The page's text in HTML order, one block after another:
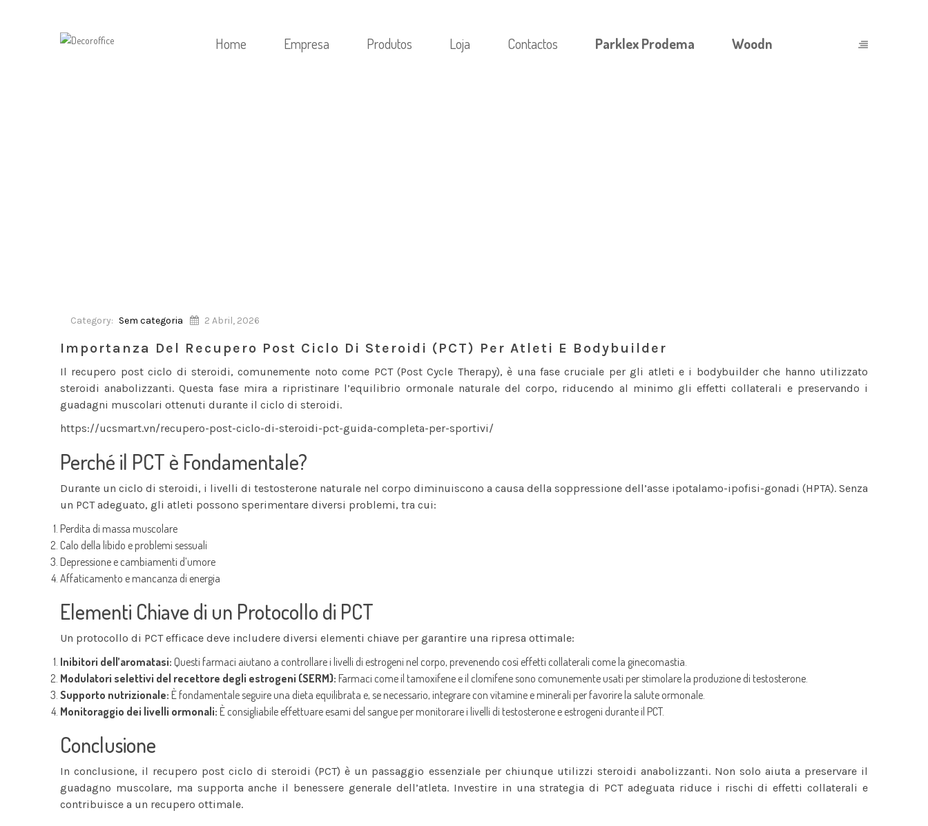
Home Empresa Produtos Loja Contactos Parklex Prodema Woodn
Category: Sem categoria 2 Abril, 2026
Importanza Del Recupero Post Ciclo Di Steroidi (PCT) Per Atleti E Bodybuilder
Il recupero post ciclo di steroidi, comunemente noto come PCT (Post Cycle Therapy), è una fase cruciale per gli atleti e i bodybuilder che hanno utilizzato
steroidi anabolizzanti. Questa fase mira a ripristinare l’equilibrio ormonale naturale del corpo, riducendo al minimo gli effetti collaterali e preservando i
guadagni muscolari ottenuti durante il ciclo di steroidi.
https://ucsmart.vn/recupero-post-ciclo-di-steroidi-pct-guida-completa-per-sportivi/
Perché il PCT è Fondamentale?
Durante un ciclo di steroidi, i livelli di testosterone naturale nel corpo diminuiscono a causa della soppressione dell’asse ipotalamo-ipofisi-gonadi (HPTA). Senza
un PCT adeguato, gli atleti possono sperimentare diversi problemi, tra cui:
Perdita di massa muscolare
Calo della libido e problemi sessuali
Depressione e cambiamenti d’umore
Affaticamento e mancanza di energia
Elementi Chiave di un Protocollo di PCT
Un protocollo di PCT efficace deve includere diversi elementi chiave per garantire una ripresa ottimale:
Inibitori dell’aromatasi: Questi farmaci aiutano a controllare i livelli di estrogeni nel corpo, prevenendo così effetti collaterali come la ginecomastia.
Modulatori selettivi del recettore degli estrogeni (SERM): Farmaci come il tamoxifene e il clomifene sono comunemente usati per stimolare la produzione di testosterone.
Supporto nutrizionale: È fondamentale seguire una dieta equilibrata e, se necessario, integrare con vitamine e minerali per favorire la salute ormonale.
Monitoraggio dei livelli ormonali: È consigliabile effettuare esami del sangue per monitorare i livelli di testosterone e estrogeni durante il PCT.
Conclusione
In conclusione, il recupero post ciclo di steroidi (PCT) è un passaggio essenziale per chiunque utilizzi steroidi anabolizzanti. Non solo aiuta a preservare il
guadagno muscolare, ma supporta anche il benessere generale dell’atleta. Investire in una strategia di PCT adeguata riduce i rischi di effetti collaterali e
contribuisce a un recupero ottimale.